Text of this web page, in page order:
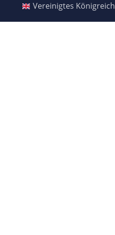
Vereinigtes Königreich